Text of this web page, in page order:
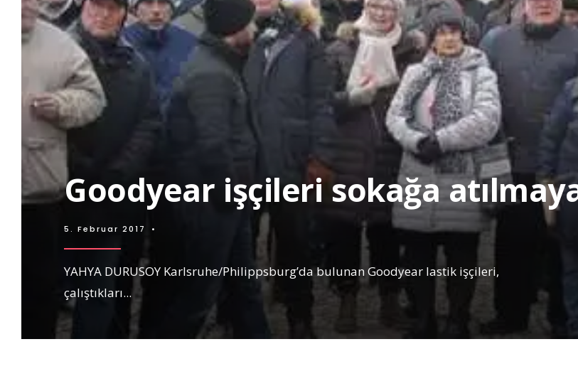
Goodyear işçileri sokağa
5. Februar 2017 •
YAHYA DURUSOY Karlsruhe/Philippsburg’da bulunan Goodyear lastik işçileri,
çalıştıkları...